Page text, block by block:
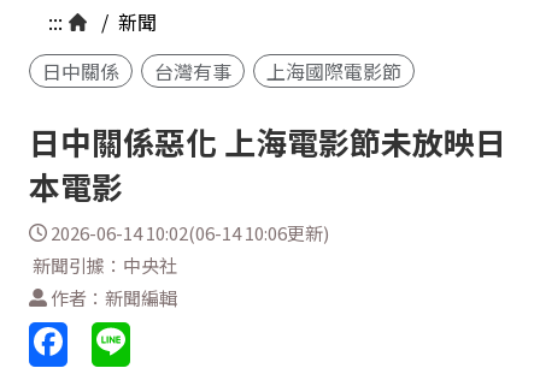
::: / 新聞
日中關係
台灣有事 上海國際電影節
日中關係惡化 上海電影節未放映日
本電影
2026-06-14 10:02(06-14 10:06更新)
新聞引據：中央社
作者：新聞編輯